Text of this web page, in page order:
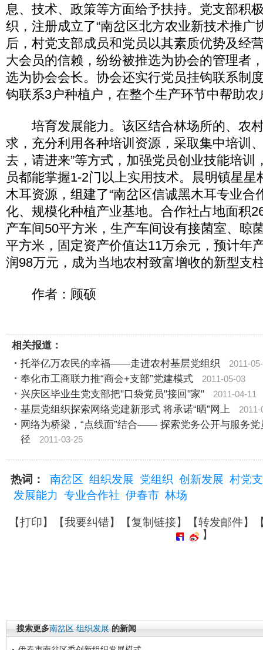
息、技术、政策等方面给予扶持。党支部积
织，注册成立了“南岔区北方农业新技术推广
后，村党支部成员和党员以其素质优势及经
大会员的信赖，纷纷被推选为协会的管理者
选为协会会长。协会还实行党员挂钩联系制
钩联系3户种植户，在整个生产环节中帮助农
培育发展能力。该区结合林场所的、农
求，充分利用各种培训资源，采取集中培训
去，请进来”等方式，加强党员创业技能培训
员都能掌握1-2门以上实用技术。晨明镇星星
木耳资源，组建了“南岔区信诚黑木耳专业合
化、规模化种植产业基地。合作社占地面积
产车间50平方米，生产车间设有接菌室、晾
平方米，固定资产价值达11万余元，预计年
润98万元，成为当地农村致富增收的新型支
作者：顾硕
相关报道：
托举亿万农民的幸福——走进农村基层党组织
2011-
奉化市工商联力推“商会+支部”党建模式 2011-05-03
兴庆区毕业生党支部把"口袋党员"接回"家" 2011-04-11
基层党组织探索网络党建新形式 将承诺“晒”网上 2011-
网络为桥梁，“点线面”结合―― 探索党务公开与服务党
径
2011-03-25
热词： 南岔区 组织发展 党组织 创新发展 村党
发展能力 专业合作社 伊春市 林场
【打印】【我要纠错】【复制链接】【转发邮件】
】
搜索更多南岔区 组织发展 的新闻